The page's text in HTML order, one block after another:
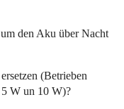
den Aku über Nacht
(Betrieben
W un 10 W)?